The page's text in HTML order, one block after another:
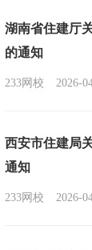
湖南省住建厅
的通知
233网校 2026-
西安市住建局
通知
233网校 2026-